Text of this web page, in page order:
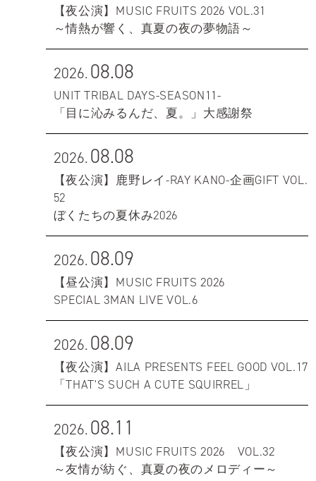
【夜公演】MUSIC FRUITS 2026 VOL.31
～情熱が響く、真夏の夜の夢物語～
2026.08.08
UNIT TRIBAL DAYS-SEASON11-
「目に沁みるんだ、夏。」大感謝祭
2026.08.08
【夜公演】鹿野レイ-RAY KANO-企画GIFT VOL.
52
ぼくたちの夏休み2026
2026.08.09
【昼公演】MUSIC FRUITS 2026
SPECIAL 3MAN LIVE VOL.6
2026.08.09
【夜公演】AILA PRESENTS FEEL GOOD VOL.17
「THAT'S SUCH A CUTE SQUIRREL」
2026.08.11
【夜公演】MUSIC FRUITS 2026 VOL.32
～友情が紡ぐ、真夏の夜のメロディー～